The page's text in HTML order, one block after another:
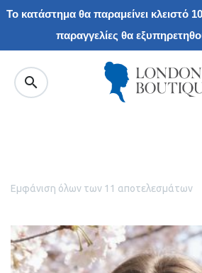
Το κατάστημα θα παραμείνει κλειστό
παραγγελίες θα
Εμφάνιση όλων των 11 αποτελεσμάτων